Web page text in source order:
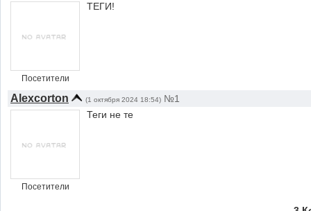
Посетители
ТЕГИ!
Alexcorton (1 октября 2024 18:54) №1
Посетители
Теги не те